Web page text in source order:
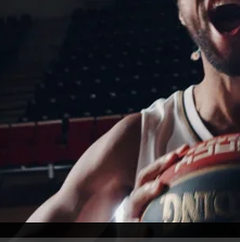
View met l’audiovisuel
client mémorable
View au service des
de santé